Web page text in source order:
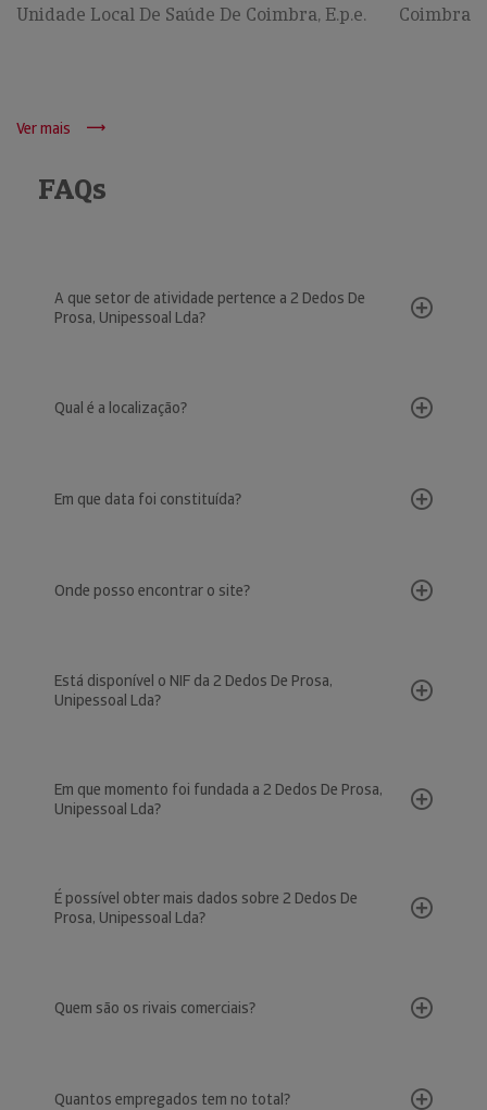
Unidade Local De Saúde De Coimbra, E.p.e. Coimbra
Ver mais
FAQs
A que setor de atividade pertence a 2 Dedos De
Prosa, Unipessoal Lda?
Qual é a localização?
Em que data foi constituída?
Onde posso encontrar o site?
Está disponível o NIF da 2 Dedos De Prosa,
Unipessoal Lda?
Em que momento foi fundada a 2 Dedos De Prosa,
Unipessoal Lda?
É possível obter mais dados sobre 2 Dedos De
Prosa, Unipessoal Lda?
Quem são os rivais comerciais?
Quantos empregados tem no total?